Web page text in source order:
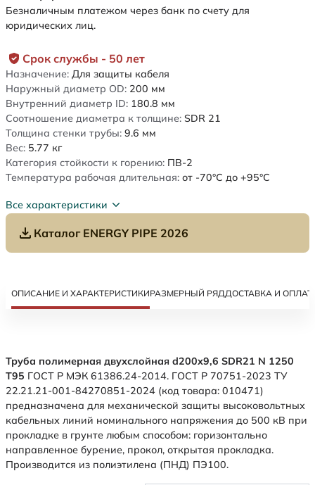
Срок службы - 50 лет
Назначение: Для защиты кабеля
Наружный диаметр OD: 200 мм
Внутренний диаметр ID: 180.8 мм
Соотношение диаметра к толщине: SDR 21
Толщина стенки трубы: 9.6 мм
Вес: 5.77 кг
Категория стойкости к горению: ПВ-2
Температура рабочая длительная: от -70°C до +95°C
Все характеристики
Каталог ENERGY PIPE 2026
Безналичным платежом через банк по счету для
юридических лиц.
ОПИСАНИЕ И ХАРАКТЕРИСТИКИРАЗМЕРНЫЙ РЯДДОСТАВКА И
Труба полимерная двухслойная d200x9,6 SDR21 N 1250
Т95 ГОСТ Р МЭК 61386.24-2014. ГОСТ Р 70751-2023 ТУ
22.21.21-001-84270851-2024 (код товара: 010471)
предназначена для механической защиты высоковольтных
кабельных линий номинального напряжения до 500 кВ при
прокладке в грунте любым способом: горизонтально
направленное бурение, прокол, открытая прокладка.
Производится из полиэтилена (ПНД) ПЭ100.